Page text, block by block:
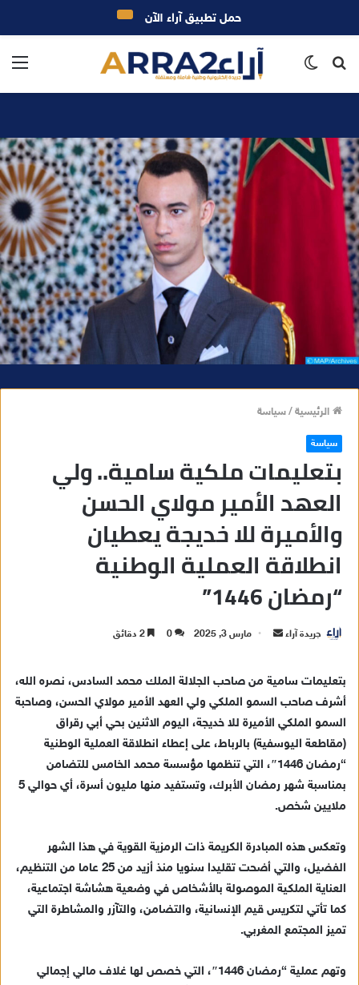
بحث
الرئيسية/سياسة
سياسة
بتعليمات ملكية سامية.. ولي
العهد الأمير مولاي الحسن
والأميرة للا خديجة يعطيان
انطلاقة العملية الوطنية
“رمضان 1446”
جريدة آراء
ي
د
ا
ك
ت
ر
مارس 3, 2025 0
بتعليمات سامية من صاحب الجلالة الملك محمد السادس، نصره الله،
أشرف صاحب السمو الملكي ولي العهد الأمير مولاي الحسن، وصاحبة
السمو الملكي الأميرة للا خديجة، اليوم الاثنين بحي أبي رقراق
(مقاطعة اليوسفية) بالرباط، على إعطاء انطلاقة العملية الوطنية
“رمضان 1446″، التي تنظمها مؤسسة محمد الخامس للتضامن
بمناسبة شهر رمضان الأبرك، وتستفيد منها مليون أسرة، أي حوالي 5
ملايين شخص.
وتعكس هذه المبادرة الكريمة ذات الرمزية القوية في هذا الشهر
الفضيل، والتي أضحت تقليدا سنويا منذ أزيد من 25 عاما من التنظيم،
العناية الملكية الموصولة بالأشخاص في وضعية هشاشة اجتماعية،
كما تأتي لتكريس قيم الإنسانية، والتضامن، والتآزر والمشاطرة التي
تميز المجتمع المغربي.
وتهم عملية “رمضان 1446″، التي خصص لها غلاف مالي إجمالي
حمل تطبيق آراء الآن